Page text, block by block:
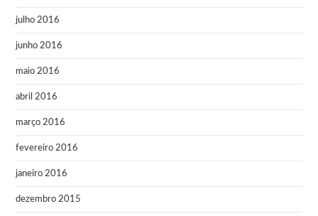
julho 2016
junho 2016
maio 2016
abril 2016
março 2016
fevereiro 2016
janeiro 2016
dezembro 2015